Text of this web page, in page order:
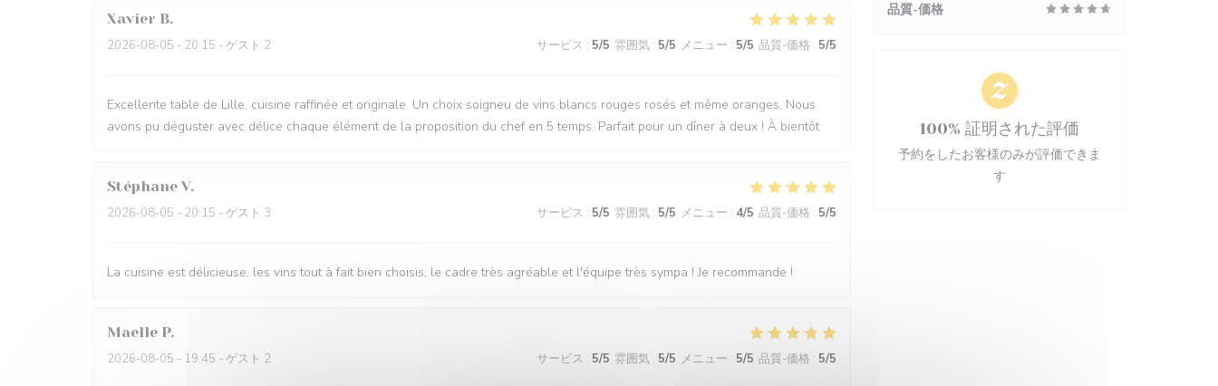
Xavier B
2026-08-05 - 20:15 - ゲスト 2 サービス : 5/5 雰囲気 : 5/5 メニュー : 5/5 品質-価格 : 5/5
Excellente table de Lille, cuisine raffinée et originale. Un choix soigneu de vins blancs rouges rosés et même oranges. Nous
avons pu déguster avec délice chaque élément de la proposition du chef en 5 temps. Parfait pour un dîner à deux ! À bientôt
Stéphane V
2026-08-05 - 20:15 - ゲスト 3 サービス : 5/5 雰囲気 : 5/5 メニュー : 4/5 品質-価格 : 5/5
La cuisine est délicieuse, les vins tout à fait bien choisis, le cadre très agréable et l'équipe très sympa ! Je recommande !
Maelle P
2026-08-05 - 19:45 - ゲスト 2 サービス : 5/5 雰囲気 : 5/5 メニュー : 5/5 品質-価格 : 5/5
品質-価格
100% 証明された評価
予約をしたお客様のみが評価できま
す